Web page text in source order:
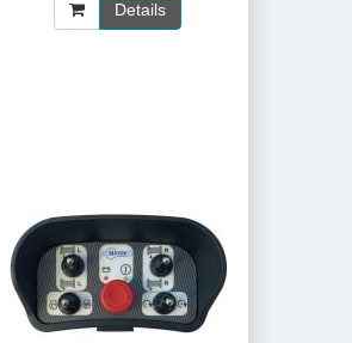
Details